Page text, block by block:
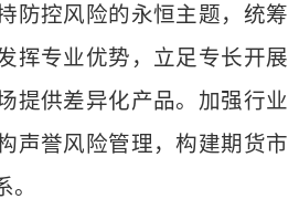
防控风险的永恒主题，统筹
挥专业优势，立足专长开展
提供差异化产品。加强行业
声誉风险管理，构建期货市